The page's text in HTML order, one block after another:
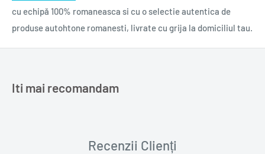
cu echipă 100% romaneasca si cu o selectie autentica de
produse autohtone romanesti, livrate cu grija la domiciliul tau.
Iti mai recomandam
Recenzii Clienți